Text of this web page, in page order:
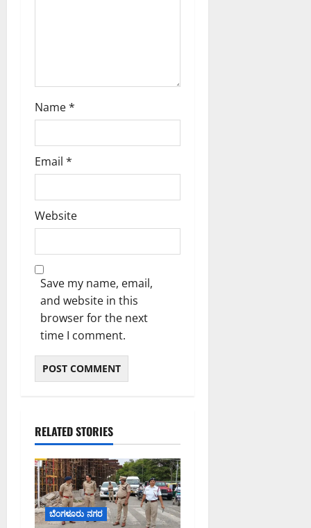
Name*
Email *
Website
Save my name, email,
and website in this
browser for the next
time I comment.
RELATED STORIES
ಬೆಂಗಳೂರು ನಗರ